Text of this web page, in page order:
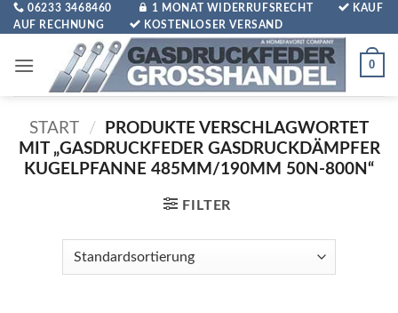
Zum
Inhalt
06233 3468460 1 MONAT WIDERRUFSRECHT
KAUF
AUF RECHNUNG
KOSTENLOSER VERSAND
0
START /
PRODUKTE VERSCHLAGWORTET
MIT „GASDRUCKFEDER GASDRUCKDÄMPFER
KUGELPFANNE 485MM/190MM 50N-800N“
FILTER